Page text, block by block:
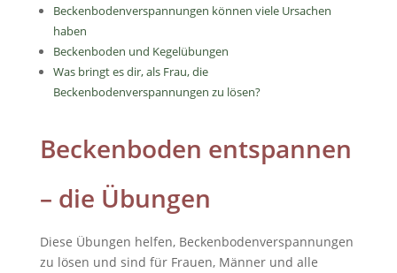
Beckenbodenverspannungen können viele Ursachen
haben
Beckenboden und Kegelübungen
Was bringt es dir, als Frau, die
Beckenbodenverspannungen zu lösen?
Beckenboden entspannen
– die Übungen
Diese Übungen helfen, Beckenbodenverspannungen
zu lösen und sind für Frauen, Männer und alle